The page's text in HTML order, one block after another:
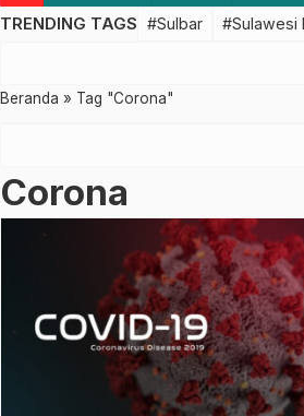
TRENDING TAGS #Sulbar #Sulawesi
Beranda » Tag "Corona"
Corona